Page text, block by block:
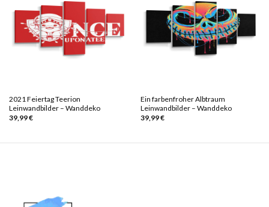
2021 Feiertag Teerion
Leinwandbilder – Wanddeko
39,99€
Ein farbenfroher Albtraum
Leinwandbilder – Wanddeko
39,99€